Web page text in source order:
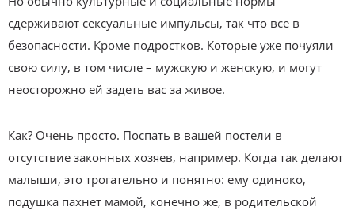
сдерживают сексуальные импульсы, так что все в
безопасности. Кроме подростков. Которые уже почуяли
свою силу, в том числе – мужскую и женскую, и могут
неосторожно ей задеть вас за живое.
Как? Очень просто. Поспать в вашей постели в
отсутствие законных хозяев, например. Когда так делают
малыши, это трогательно и понятно: ему одиноко,
подушка пахнет мамой, конечно же, в родительской